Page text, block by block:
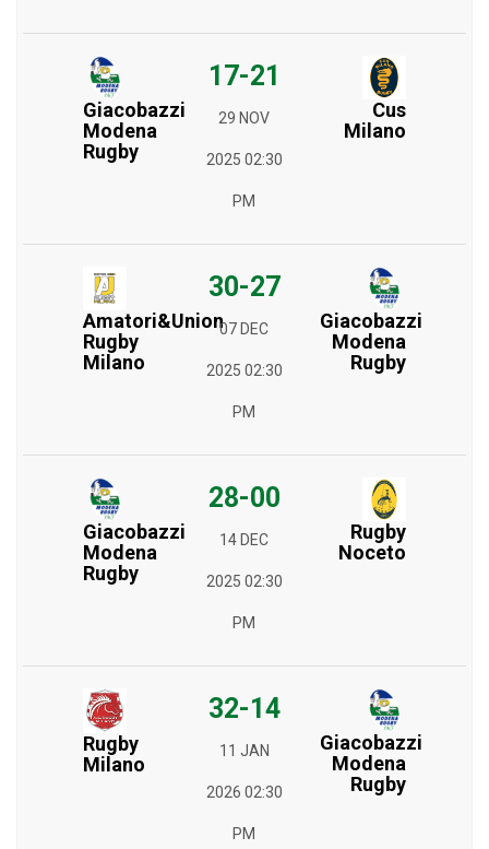
Giacobazzi
Modena
Rugby
17-21
29 NOV
2025 02:30
PM
Cus
Milano
Amatori&Union
Rugby
Milano
30-27
07 DEC
2025 02:30
PM
Giacobazzi
Modena
Rugby
Giacobazzi
Modena
Rugby
28-00
14 DEC
2025 02:30
PM
Rugby
Noceto
Rugby
Milano
32-14
11 JAN
2026 02:30
PM
Giacobazzi
Modena
Rugby